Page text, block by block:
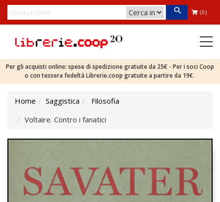
(0)
Per gli acquisti online: spese di spedizione gratuite da 25€ - Per i soci Coop
o con tessera fedeltà Librerie.coop gratuite a partire da 19€.
Home Saggistica
Filosofia
Voltaire. Contro i fanatici